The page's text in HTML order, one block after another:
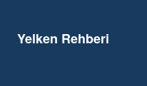
Yelken Rehberi